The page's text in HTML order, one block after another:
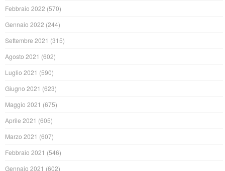
Febbraio 2022 (570)
Gennaio 2022 (244)
Settembre 2021 (315)
Agosto 2021 (602)
Luglio 2021 (590)
Giugno 2021 (623)
Maggio 2021 (675)
Aprile 2021 (605)
Marzo 2021 (607)
Febbraio 2021 (546)
Gennaio 2021 (602)